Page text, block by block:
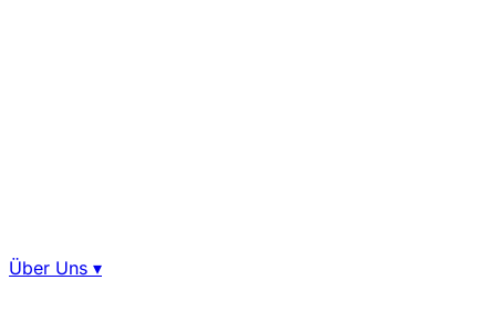
Über Uns ▾